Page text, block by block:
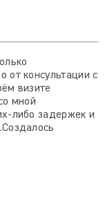
от консультации с
визите
мной
либо задержек и